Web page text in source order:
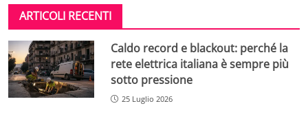
ARTICOLI RECENTI
Caldo record e blackout: perché la
rete elettrica italiana è sempre più
sotto pressione
25 Luglio 2026